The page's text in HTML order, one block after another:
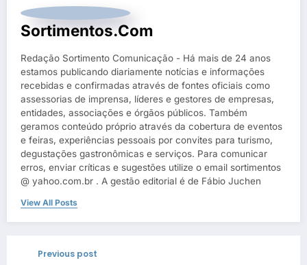
Sortimentos.com
Redação Sortimento Comunicação - Há mais de 24 anos
estamos publicando diariamente notícias e informações
recebidas e confirmadas através de fontes oficiais como
assessorias de imprensa, líderes e gestores de empresas,
entidades, associações e órgãos públicos. Também
geramos conteúdo próprio através da cobertura de eventos
e feiras, experiências pessoais por convites para turismo,
degustações gastronômicas e serviços. Para comunicar
erros, enviar críticas e sugestões utilize o email sortimentos
@ yahoo.com.br . A gestão editorial é de Fábio Juchen
View All Posts
Previous post